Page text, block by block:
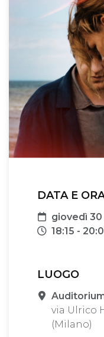
DATA E
Data
giovedì
Orari
18:15 -
LUOGO
Sede
via Ulrico
(Milano)